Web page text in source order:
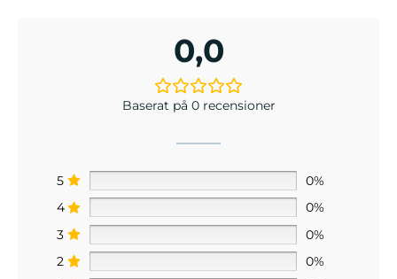
0,0
Baserat på 0 recensioner
5
0%
4
0%
3
0%
2
0%